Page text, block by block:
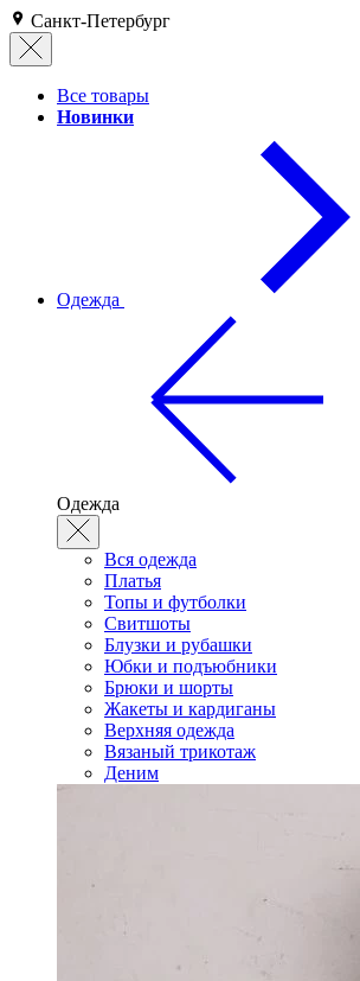
Санкт-Петербург
Все товары
Новинки
Одежда
Одежда
Вся одежда
Платья
Топы и футболки
Свитшоты
Блузки и рубашки
Юбки и подъюбники
Брюки и шорты
Жакеты и кардиганы
Верхняя одежда
Вязаный трикотаж
Деним